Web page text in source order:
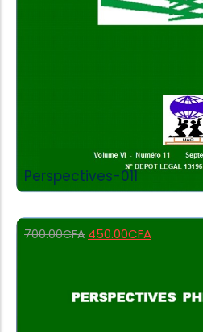
Perspectives-011
700.00CFA 450.00CFA